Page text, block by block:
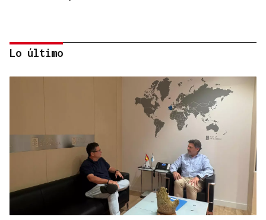
Jesusa Prado López, la fuerza ourensana que
iluminó La Habana
Lo último